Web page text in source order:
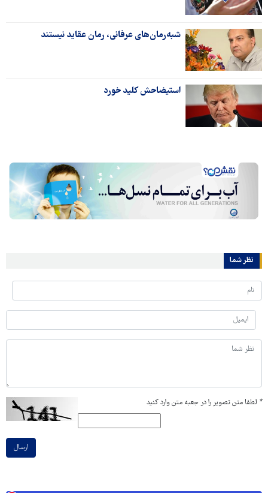
شبه‌رمان‌های عرفانی، رمان عقاید نیستند
استیضاحش کلید خورد
نظر شما
* لطفا متن تصویر را در جعبه متن وارد کنید
ارسال